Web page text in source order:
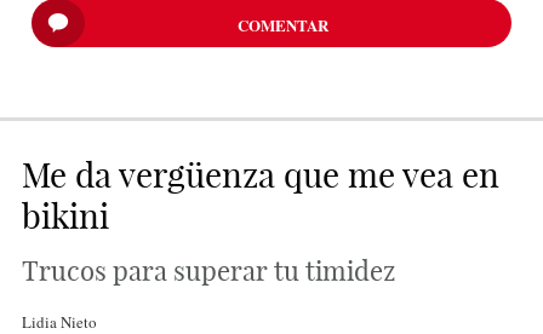
COMENTAR
Me da vergüenza que me vea en
bikini
Trucos para superar tu timidez
Lidia Nieto